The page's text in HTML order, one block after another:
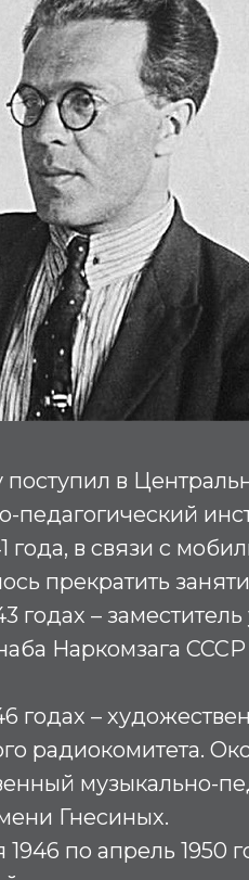
поступил в
педагогический
года, в связи с
прекратить
годах –
Наркомзага
годах –
радиокомитета.
музыкально-
Гнесиных.
по апрель 1950